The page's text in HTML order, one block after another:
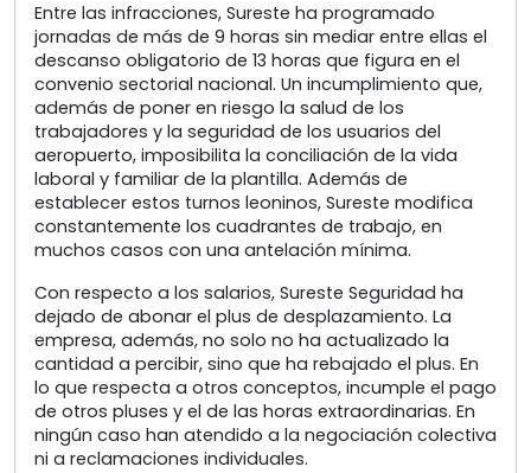
Entre las infracciones, Sureste ha programado
jornadas de más de 9 horas sin mediar entre ellas el
descanso obligatorio de 13 horas que figura en el
convenio sectorial nacional. Un incumplimiento que,
además de poner en riesgo la salud de los
trabajadores y la seguridad de los usuarios del
aeropuerto, imposibilita la conciliación de la vida
laboral y familiar de la plantilla. Además de
establecer estos turnos leoninos, Sureste modifica
constantemente los cuadrantes de trabajo, en
muchos casos con una antelación mínima.
Con respecto a los salarios, Sureste Seguridad ha
dejado de abonar el plus de desplazamiento. La
empresa, además, no solo no ha actualizado la
cantidad a percibir, sino que ha rebajado el plus. En
lo que respecta a otros conceptos, incumple el pago
de otros pluses y el de las horas extraordinarias. En
ningún caso han atendido a la negociación colectiva
ni a reclamaciones individuales.